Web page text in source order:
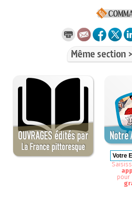
Même section >
pour